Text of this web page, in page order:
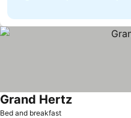
Bed and breakfast
Grand HertzVer precios